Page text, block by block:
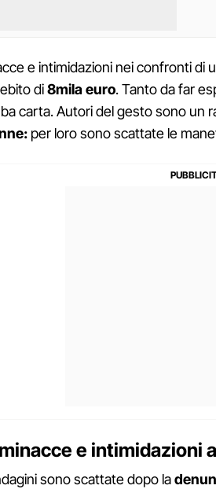
e intimidazioni nei confronti di
di8mila euro. Tanto da far
carta. Autori del gesto sono un
per loro sono scattate le
e intimidazioni
sono scattate dopo la